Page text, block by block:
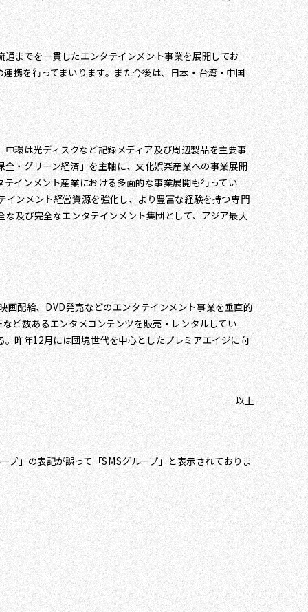
までを一貫したエンタテインメント事業を展開してお
携を行ってまいります。また今後は、日本・台湾・中国
環は光ディスクなど記録メディア及び周辺製品を主要事
・グリーン経済」を主軸に、文化娯楽産業への事業展開
インメント産業における多面的な事業展開も行ってい
ンメント経営資源を強化し、より豊富な経験を持つ専門
及び完全なエンタテインメント集団として、アジア最大
画配給、DVD発売などのエンタテインメント事業を垂直的
ど数あるエンタメコンテンツを販売・レンタルしてい
昨年12月には団塊世代を中心としたプレミアエイジに向
以上
」の表記が誤って「SMSグループ」と表示されておりま